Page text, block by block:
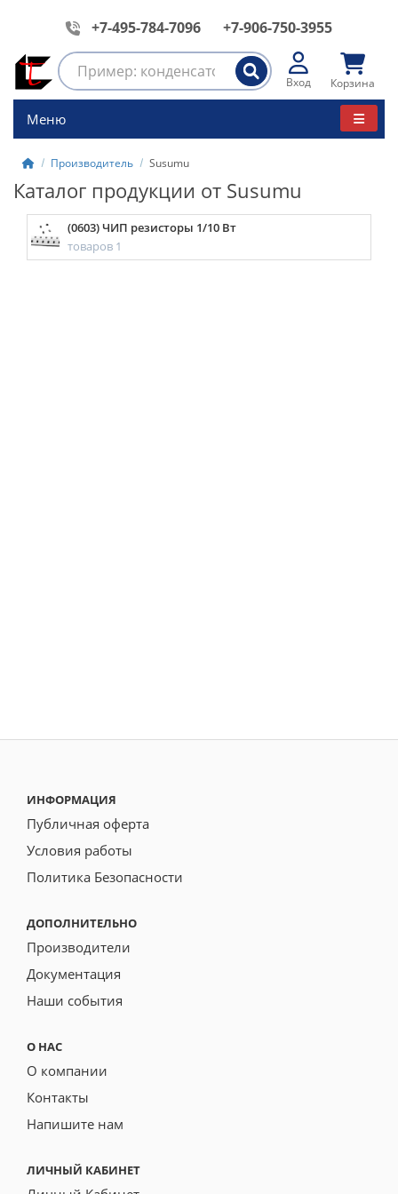
+7-495-784-7096 +7-906-750-3955
Вход Корзина
Меню
Производитель Susumu
Каталог продукции от Susumu
(0603) ЧИП резисторы 1/10 Вт
товаров 1
ИНФОРМАЦИЯ
Публичная оферта
Условия работы
Политика Безопасности
ДОПОЛНИТЕЛЬНО
Производители
Документация
Наши события
О НАС
О компании
Контакты
Напишите нам
ЛИЧНЫЙ КАБИНЕТ